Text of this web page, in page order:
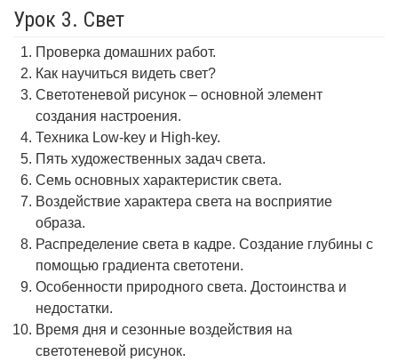
Урок 3. Свет
Проверка домашних работ.
Как научиться видеть свет?
Светотеневой рисунок – основной элемент
создания настроения.
Техника Low-key и High-key.
Пять художественных задач света.
Семь основных характеристик света.
Воздействие характера света на восприятие
образа.
Распределение света в кадре. Создание глубины с
помощью градиента светотени.
Особенности природного света. Достоинства и
недостатки.
Время дня и сезонные воздействия на
светотеневой рисунок.